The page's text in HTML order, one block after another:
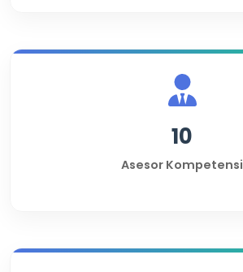
10
Asesor Kompetensi